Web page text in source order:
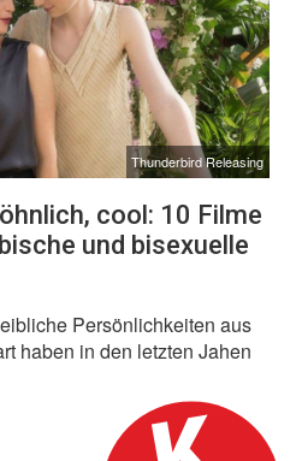
Thunderbird Releasing
cool: 10 Filme
und bisexuelle
Persönlichkeiten aus
haben in den letzten Jahen